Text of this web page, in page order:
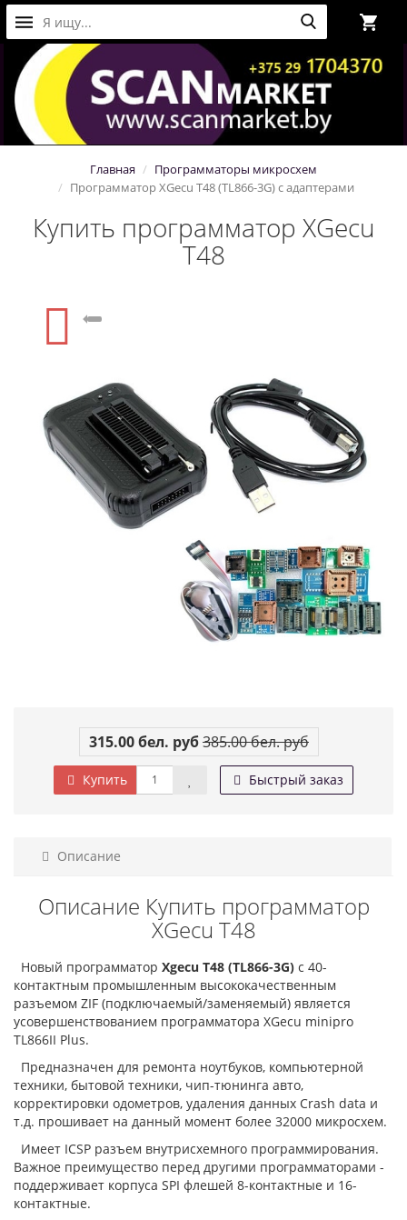
Главная
Программаторы микросхем
Программатор XGecu T48 (TL866-3G) с адаптерами
Купить программатор XGecu
T48
315.00 бел. руб385.00 бел. руб
Купить Быстрый заказ
Описание
Описание Купить программатор
XGecu T48
Новый программатор Xgecu T48 (TL866-3G) с 40-
контактным промышленным высококачественным
разъемом ZIF (подключаемый/заменяемый) является
усовершенствованием программатора XGecu minipro
TL866II Plus.
Предназначен для ремонта ноутбуков, компьютерной
техники, бытовой техники, чип-тюнинга авто,
корректировки одометров, удаления данных Crash data и
т.д. прошивает на данный момент более 32000 микросхем.
Имеет ICSP разъем внутрисхемного программирования.
Важное преимущество перед другими программаторами -
поддерживает корпуса SPI флешей 8-контактные и 16-
контактные.